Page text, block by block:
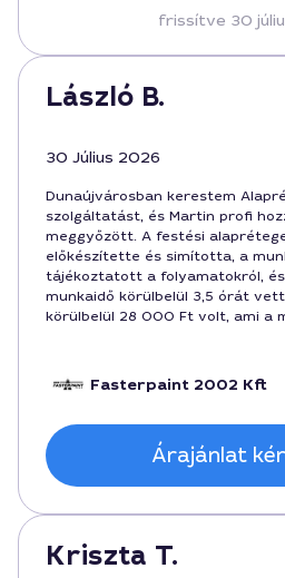
frissítve 30
László B.
30 Július 2026
Dunaújvárosban kerestem
szolgáltatást, és Martin profi
meggyőzött. A festési
előkészítette és simította, a
tájékoztatott a folyamatokról,
munkaidő körülbelül 3,5 órát
körülbelül 28 000 Ft volt, ami a
Fasterpaint 2002 Kft
Árajánlat
Kriszta T.